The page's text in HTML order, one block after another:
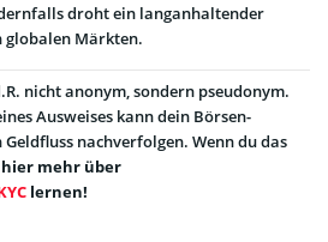
droht ein langanhaltender
globalen Märkten.
nicht anonym, sondern pseudonym.
Ausweises kann dein Börsen-
nachverfolgen. Wenn du das
hier mehr über
lernen!